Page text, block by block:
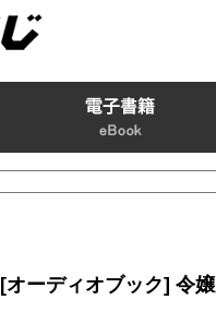
[オーディオブック] 令